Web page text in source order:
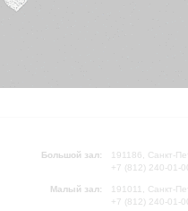
Большой зал:
191186, Санкт-
+7 (812) 240-01-
Малый зал:
191011, Санкт-
+7 (812) 240-01-